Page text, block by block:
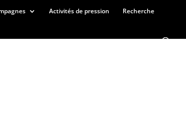
Activités de pression
Recherche